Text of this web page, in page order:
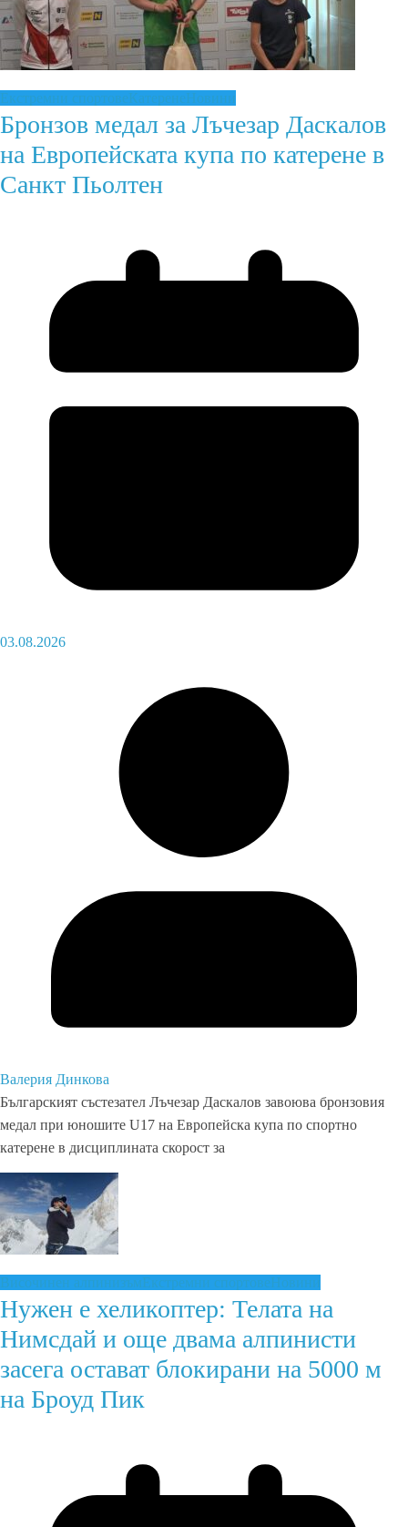
Екстремни спортовеКатеренеНовини
Бронзов медал за Лъчезар Даскалов
на Европейската купа по катерене в
Санкт Пьолтен
03.08.2026
Валерия Динкова
Българският състезател Лъчезар Даскалов завоюва бронзовия
медал при юношите U17 на Европейска купа по спортно
катерене в дисциплината скорост за
Височинен алпинизъмЕкстремни спортовеНовини
Нужен е хеликоптер: Телата на
Нимсдай и още двама алпинисти
засега остават блокирани на 5000 м
на Броуд Пик